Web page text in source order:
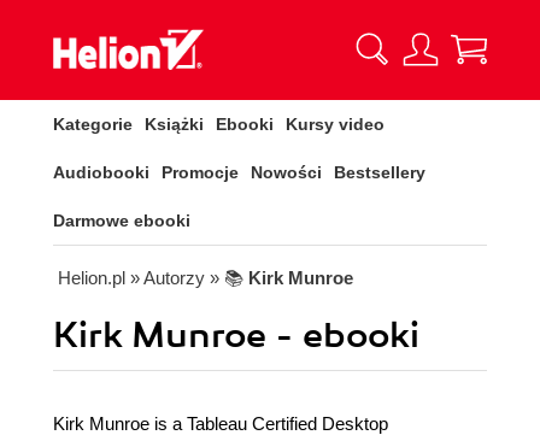
Kategorie Książki Ebooki Kursy video
Audiobooki Promocje Nowości Bestsellery
Darmowe ebooki
Helion.pl » Autorzy » 📚 Kirk Munroe
Kirk Munroe - ebooki
Kirk Munroe is a Tableau Certified Desktop